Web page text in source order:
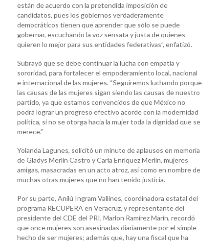
están de acuerdo con la pretendida imposición de
candidatos, pues los gobiernos verdaderamente
democráticos tienen que aprender que sólo se puede
gobernar, escuchando la voz sensata y justa de quienes
quieren lo mejor para sus entidades federativas”, enfatizó.
Subrayó que se debe continuar la lucha con empatía y
sororidad, para fortalecer el empoderamiento local, nacional
e internacional de las mujeres. “Seguiremos luchando porque
las causas de las mujeres sigan siendo las causas de nuestro
partido, ya que estamos convencidos de que México no
podrá lograr un progreso efectivo acorde con la modernidad
política, si no se otorga hacia la mujer toda la dignidad que se
merece.”
Yolanda Lagunes, solicitó un minuto de aplausos en memoria
de Gladys Merlín Castro y Carla Enríquez Merlín, mujeres
amigas, masacradas en un acto atroz, así como en nombre de
muchas otras mujeres que no han tenido justicia.
Por su parte, Anilú Ingram Vallines, coordinadora estatal del
programa RECUPERA en Veracruz, y representante del
presidente del CDE del PRI, Marlon Ramírez Marín, recordó
que once mujeres son asesinadas diariamente por el simple
hecho de ser mujeres; además que, hay una fiscal que ha